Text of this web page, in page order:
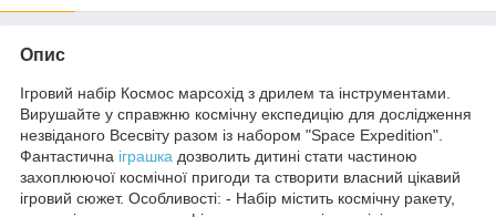
Опис
Ігровий набір Космос марсохід з дрилем та інструментами.
Вирушайте у справжню космічну експедицію для дослідження
незвіданого Всесвіту разом із набором "Space Expedition".
Фантастична іграшка дозволить дитині стати частиною
захоплюючої космічної пригоди та створити власний цікавий
ігровий сюжет. Особливості: - Набір містить космічну ракету,